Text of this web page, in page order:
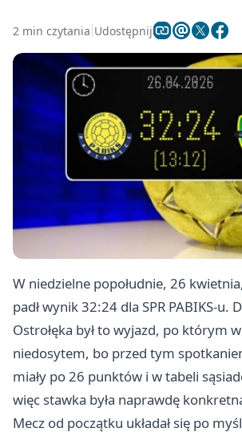
2 min czytania Udostępnij
W niedzielne popołudnie, 26
padł wynik 32:24 dla SPR PABIKS-u.
Ostrołęka był to wyjazd, po którym
niedosytem, bo przed tym
miały po 26 punktów i w tabeli
więc stawka była naprawdę
Mecz od początku układał się po